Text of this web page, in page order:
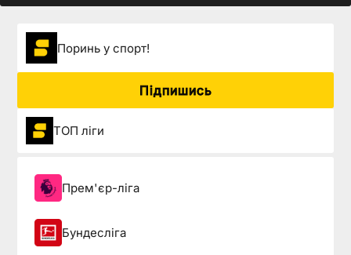
Поринь у спорт!
Підпишись
ТОП ліги
Прем'єр-ліга
Бундесліга